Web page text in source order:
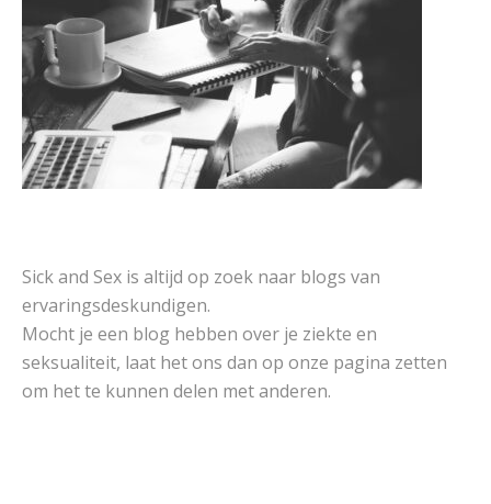
Sick and Sex is altijd op zoek naar blogs van
ervaringsdeskundigen.
Mocht je een blog hebben over je ziekte en
seksualiteit, laat het ons dan op onze pagina zetten
om het te kunnen delen met anderen.